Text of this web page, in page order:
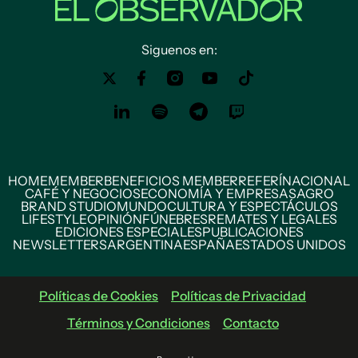
Siguenos en:
HOMEMEMBERBENEFICIOS MEMBERREFERÍNACIONAL
CAFÉ Y NEGOCIOSECONOMÍA Y EMPRESASAGRO
BRAND STUDIOMUNDOCULTURA Y ESPECTÁCULOS
LIFESTYLEOPINIÓNFÚNEBRESREMATES Y LEGALES
EDICIONES ESPECIALESPUBLICACIONES
NEWSLETTERSARGENTINAESPAÑAESTADOS UNIDOS
Políticas de Cookies
Políticas de Privacidad
Términos y Condiciones
Contacto